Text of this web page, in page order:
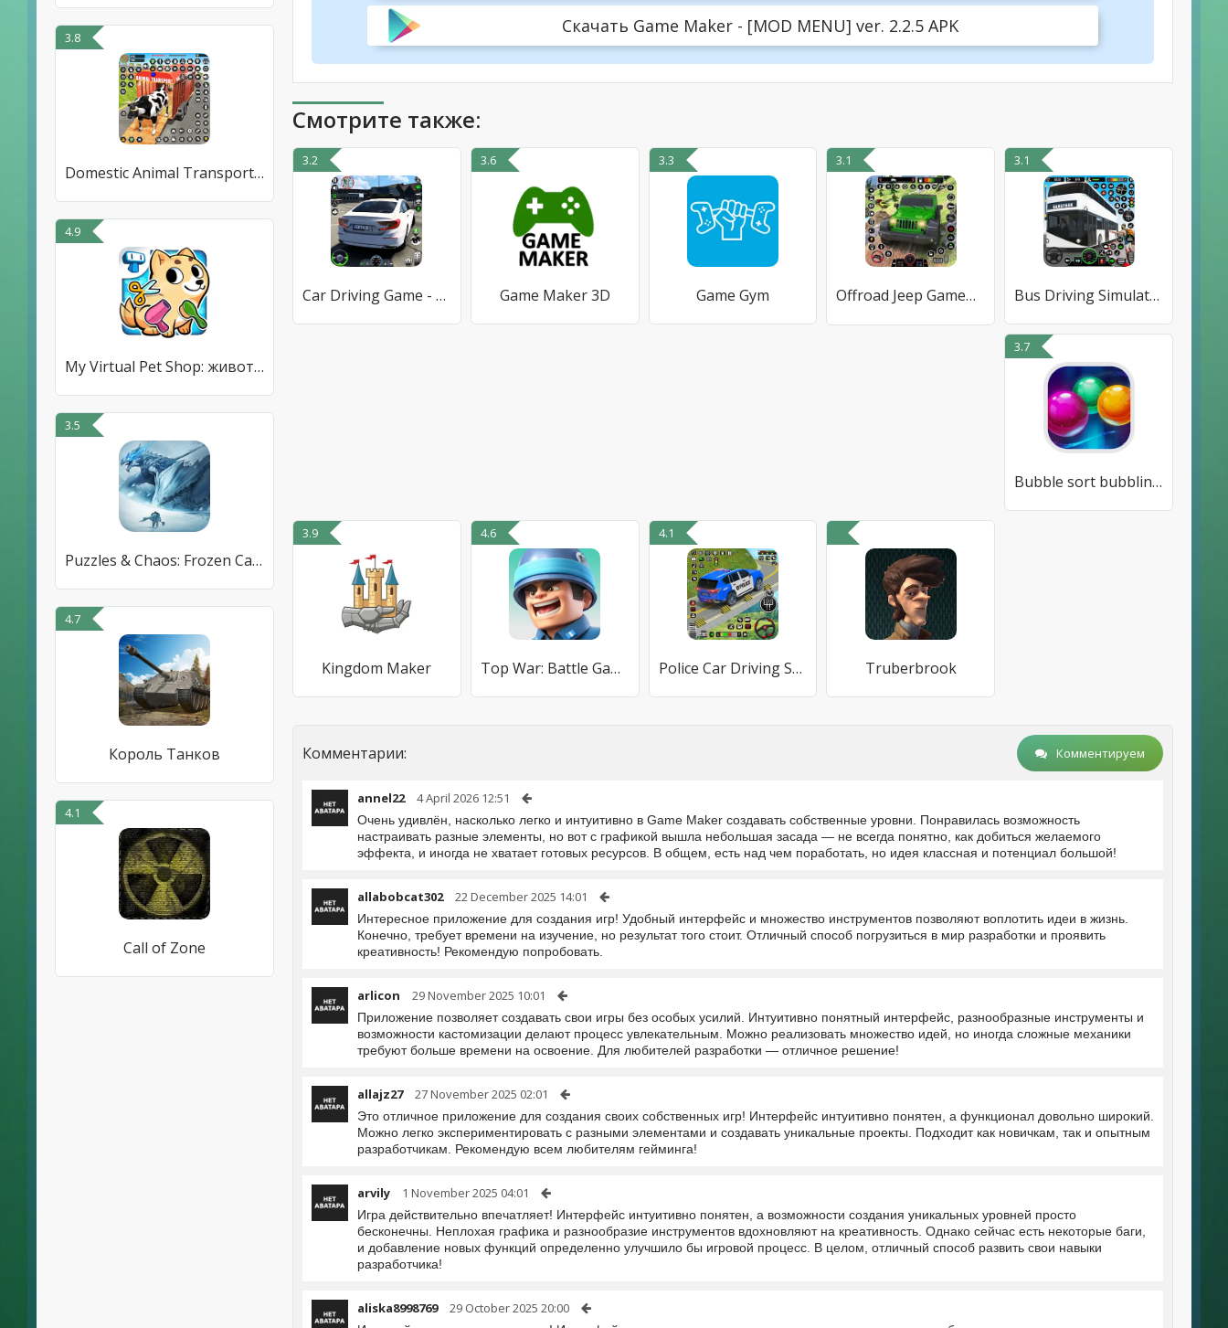
3.8
Domestic Animal Transport Game
4.9
My Virtual Pet Shop: животные
3.5
Puzzles & Chaos: Frozen Castle
4.7
Король Танков
4.1
Call of Zone
Скачать Game Maker - [MOD MENU] ver. 2.2.5 APK
Смотрите также:
3.2
Car Driving Game - Car Game 3D
3.6
Game Maker 3D
3.3
Game Gym
3.1
Offroad Jeep Game・Driving Game
3.1
Bus Driving Simulator PVP Game
3.7
Bubble sort bubbling maker fun
3.9
Kingdom Maker
4.6
Top War: Battle Game - Funtap
4.1
Police Car Driving School Game Truberbrook
Комментарии: Комментируем
annel22 4 April 2026 12:51
Очень удивлён, насколько легко и интуитивно в Game Maker создавать собственные уровни. Понравилась возможность
настраивать разные элементы, но вот с графикой вышла небольшая засада — не всегда понятно, как добиться желаемого
эффекта, и иногда не хватает готовых ресурсов. В общем, есть над чем поработать, но идея классная и потенциал большой!
allabobcat302 22 December 2025 14:01
Интересное приложение для создания игр! Удобный интерфейс и множество инструментов позволяют воплотить идеи в жизнь.
Конечно, требует времени на изучение, но результат того стоит. Отличный способ погрузиться в мир разработки и проявить
креативность! Рекомендую попробовать.
arlicon 29 November 2025 10:01
Приложение позволяет создавать свои игры без особых усилий. Интуитивно понятный интерфейс, разнообразные инструменты и
возможности кастомизации делают процесс увлекательным. Можно реализовать множество идей, но иногда сложные механики
требуют больше времени на освоение. Для любителей разработки — отличное решение!
allajz27 27 November 2025 02:01
Это отличное приложение для создания своих собственных игр! Интерфейс интуитивно понятен, а функционал довольно широкий.
Можно легко экспериментировать с разными элементами и создавать уникальные проекты. Подходит как новичкам, так и опытным
разработчикам. Рекомендую всем любителям гейминга!
arvily 1 November 2025 04:01
Игра действительно впечатляет! Интерфейс интуитивно понятен, а возможности создания уникальных уровней просто
бесконечны. Неплохая графика и разнообразие инструментов вдохновляют на креативность. Однако сейчас есть некоторые баги,
и добавление новых функций определенно улучшило бы игровой процесс. В целом, отличный способ развить свои навыки
разработчика!
aliska8998769 29 October 2025 20:00